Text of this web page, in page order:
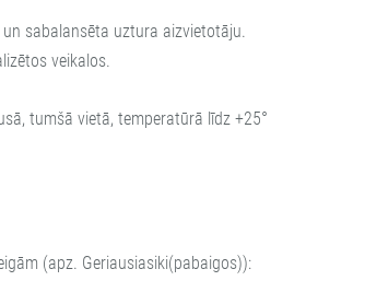
sabalansēta uztura aizvietotāju.
veikalos.
tumšā vietā, temperatūrā līdz +25°
(apz. Geriausiasiki(pabaigos)):